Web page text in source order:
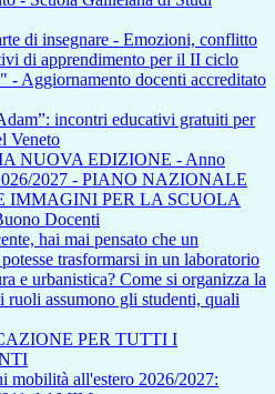
di insegnare - Emozioni, conflitto
di apprendimento per il II ciclo
- Aggiornamento docenti accreditato
incontri educativi gratuiti per
Veneto
NUOVA EDIZIONE - Anno
2027 - PIANO NAZIONALE
IMMAGINI PER LA SCUOLA
Docenti
hai mai pensato che un
trasformarsi in un laboratorio
e urbanistica? Come si organizza la
ruoli assumono gli studenti, quali
PER TUTTI I
mobilità all'estero 2026/2027: